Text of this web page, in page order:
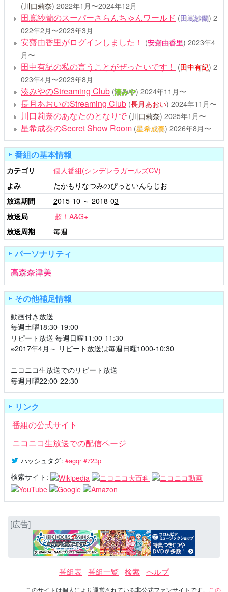
(川口莉奈) 2022年1月〜2024年12月
田嶌紗蘭のスーパーさらんちゃんワールド (田嶌紗蘭) 2
022年2月〜2023年3月
安齋由香里がログインしました！ (安齋由香里) 2023年4
月〜
田中有紀の私の言うことがぜったいです！ (田中有紀) 2
023年4月〜2023年8月
湊みやのStreaming Club (湊みや) 2024年11月〜
長月あおいのStreaming Club (長月あおい) 2024年11月〜
川口莉奈のあなたのとなりで (川口莉奈) 2025年1月〜
星希成奏のSecret Show Room (星希成奏) 2026年8月〜
番組の基本情報
カテゴリ
個人番組(シンデレラガールズCV)
よみ
たかもりなつみのぴっといんらじお
放送期間
2015-10 ～ 2018-03
放送局
超！A&G+
放送周期
毎週
パーソナリティ
高森奈津美
その他補足情報
動画付き放送
毎週土曜18:30-19:00
リピート放送 毎週日曜11:00-11:30
※2017年4月～ リピート放送は毎週日曜1000-10:30
ニコニコ生放送でのリピート放送
毎週月曜22:00-22:30
リンク
番組の公式サイト
ニコニコ生放送での配信ページ
ハッシュタグ: #agqr #723p
検索サイト:
[広告]
番組表 番組一覧 検索 ヘルプ
このサイトは個人により運営されている非公式ファンサイトです。 この